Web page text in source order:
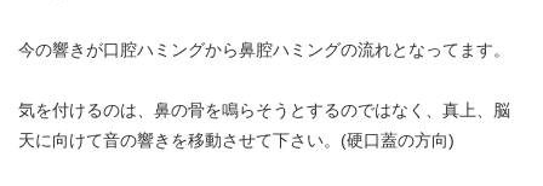
今の響きが口腔ハミングから鼻腔ハミングの流れとなってます。
気を付けるのは、鼻の骨を鳴らそうとするのではなく、真上、脳
天に向けて音の響きを移動させて下さい。(硬口蓋の方向)